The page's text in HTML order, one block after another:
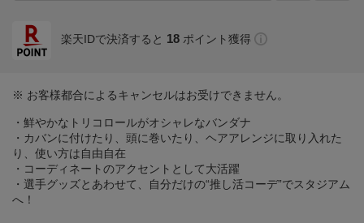
楽天IDで決済すると 18 ポイント獲得
※ お客様都合によるキャンセルはお受けできません。
・鮮やかなトリコロールがオシャレなバンダナ
・カバンに付けたり、頭に巻いたり、ヘアアレンジに取り入れた
り、使い方は自由自在
・コーディネートのアクセントとして大活躍
・選手グッズとあわせて、自分だけの“推し活コーデ”でスタジアム
へ！